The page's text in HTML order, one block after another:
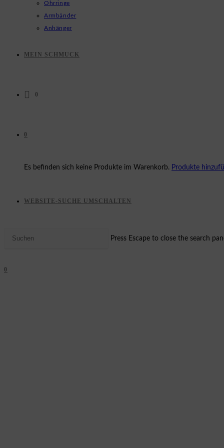
Ohrringe
Armbänder
Anhänger
MEIN SCHMUCK
0
0
Es befinden sich keine Produkte im Warenkorb. Produkte
WEBSITE-SUCHE UMSCHALTEN
Press Escape to close the search
0